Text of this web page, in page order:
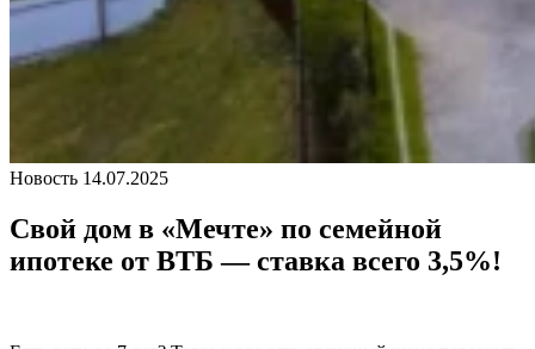
Новость 14.07.2025
Свой дом в «Мечте» по семейной
ипотеке от ВТБ — ставка всего 3,5%!